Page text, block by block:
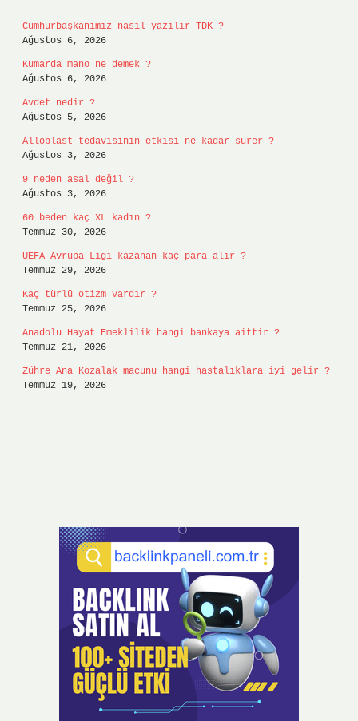
Cumhurbaşkanımız nasıl yazılır TDK ?
Ağustos 6, 2026
Kumarda mano ne demek ?
Ağustos 6, 2026
Avdet nedir ?
Ağustos 5, 2026
Alloblast tedavisinin etkisi ne kadar sürer ?
Ağustos 3, 2026
9 neden asal değil ?
Ağustos 3, 2026
60 beden kaç XL kadın ?
Temmuz 30, 2026
UEFA Avrupa Ligi kazanan kaç para alır ?
Temmuz 29, 2026
Kaç türlü otizm vardır ?
Temmuz 25, 2026
Anadolu Hayat Emeklilik hangi bankaya aittir ?
Temmuz 21, 2026
Zühre Ana Kozalak macunu hangi hastalıklara iyi gelir ?
Temmuz 19, 2026